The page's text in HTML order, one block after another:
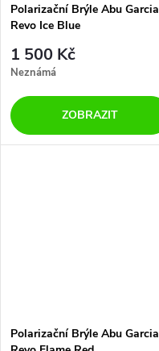
Polarizační Brýle Abu Garcia
Revo Ice Blue
1 500 Kč
Neznámá
ZOBRAZIT
Polarizační Brýle Abu Garcia